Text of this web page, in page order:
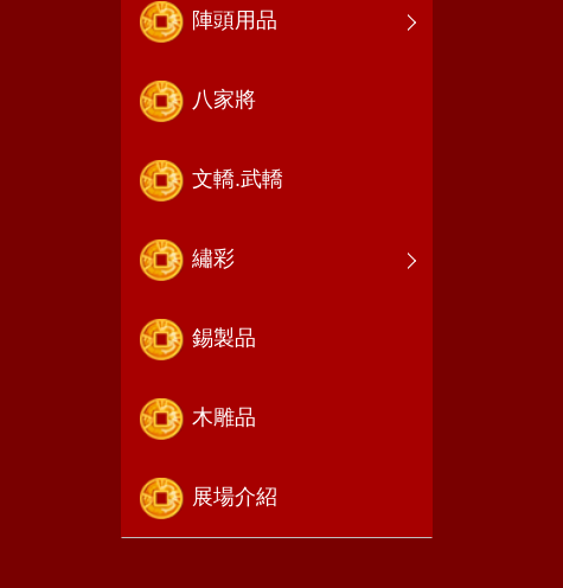
陣頭用品
八家將
文轎.武轎
繡彩
錫製品
木雕品
展場介紹